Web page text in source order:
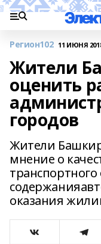
Регион102 11 ИЮНЯ
Жители
оценить
городов
Жители
мнение о
оказания